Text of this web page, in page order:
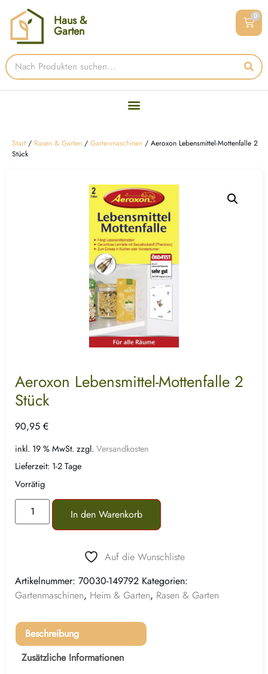
Haus &
Garten
0
Start / Rasen & Garten / Gartenmaschinen / Aeroxon Lebensmittel-Mottenfalle 2
Stück
Aeroxon Lebensmittel-Mottenfalle 2
Stück
90,95 €
inkl. 19 % MwSt. zzgl. Versandkosten
Lieferzeit: 1-2 Tage
Vorrätig
In den Warenkorb
Auf die Wunschliste
Artikelnummer: 70030-149792 Kategorien:
Gartenmaschinen, Heim & Garten, Rasen & Garten
Beschreibung
Zusätzliche Informationen